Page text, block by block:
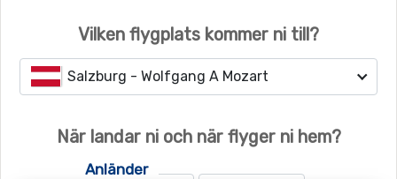
Vilken flygplats kommer ni till?
Salzburg - Wolfgang A Mozart
När landar ni och när flyger ni hem?
Anländer